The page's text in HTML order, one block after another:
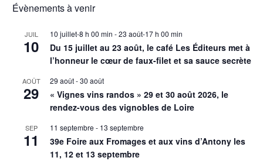
Évènements à venir
JUIL
10
10 juillet-8 h 00 min -23 août-17 h 00 min
Du 15 juillet au 23 août, le café Les Éditeurs met à
l’honneur le cœur de faux-filet et sa sauce secrète
AOÛT
29
29 août-30 août
« Vignes vins randos » 29 et 30 août 2026, le
rendez-vous des vignobles de Loire
SEP
11
11 septembre - 13 septembre
39e Foire aux Fromages et aux vins d’Antony les
11, 12 et 13 septembre